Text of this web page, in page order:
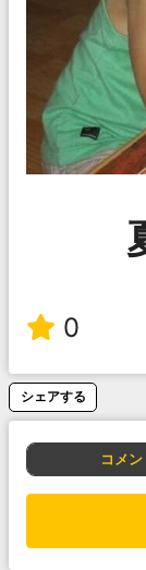
0
シェアする
コメ